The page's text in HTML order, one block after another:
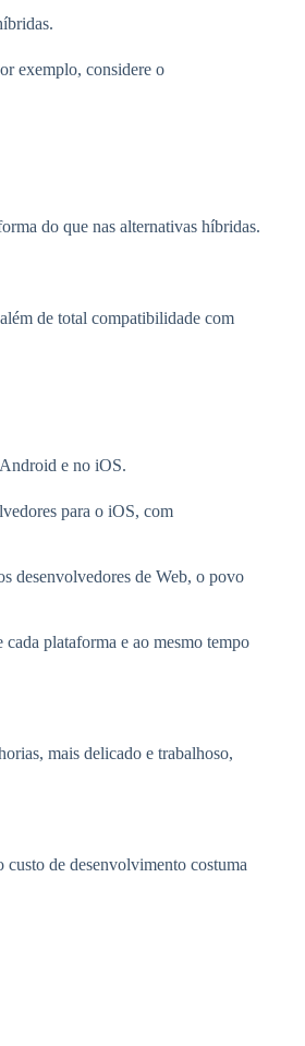
exemplo, considere o
do que nas alternativas híbridas.
além de total compatibilidade com
e no iOS.
para o iOS, com
desenvolvedores de Web, o povo
cada plataforma e ao mesmo tempo
mais delicado e trabalhoso,
de desenvolvimento costuma